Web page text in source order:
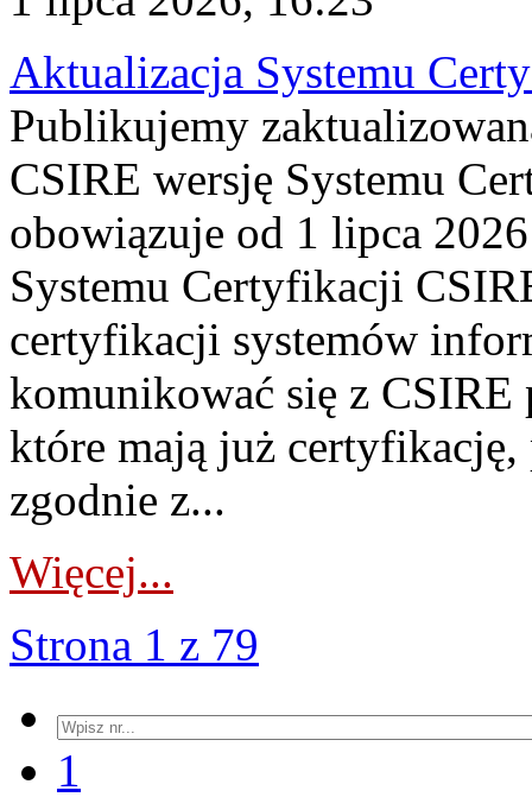
Aktualizacja Systemu
Publikujemy
CSIRE wersję Systemu
obowiązuje od 1 lipca
Systemu Certyfikacji
certyfikacji systemów
komunikować się z
które mają już
zgodnie z...
Więcej...
Strona 1 z 79
1